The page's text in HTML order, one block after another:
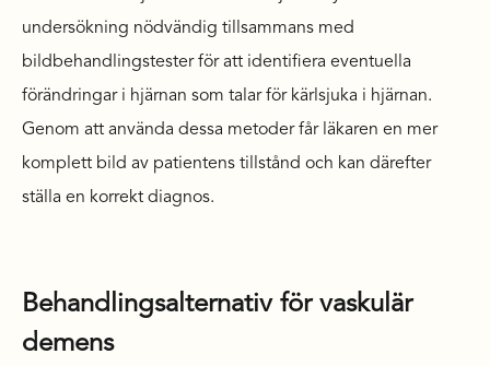
undersökning nödvändig tillsammans med
bildbehandlingstester för att identifiera eventuella
förändringar i hjärnan som talar för kärlsjuka i hjärnan.
Genom att använda dessa metoder får läkaren en mer
komplett bild av patientens tillstånd och kan därefter
ställa en korrekt diagnos.
Behandlingsalternativ för vaskulär
demens